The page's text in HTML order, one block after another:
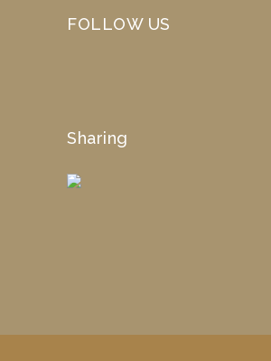
FOLLOW US
Sharing